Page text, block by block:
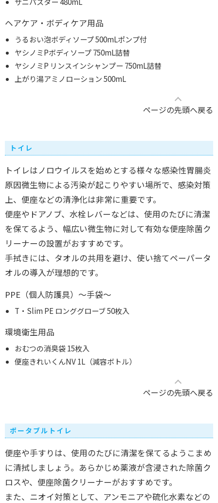
ヘアケア・ボディケア用品
うるおい泡ボディソープ 500mLポンプ付
ヤシノミPボディソープ 750mL詰替
ヤシノミP リンスインシャンプー 750mL詰替
上がり湯アミノローション 500mL
ページの先頭へ戻る
トイレ
トイレはノロウイルスを始めとする様々な感染性胃腸炎
原因微生物による汚染が起こりやすい場所で、感染対策
上、便座などの清浄化は非常に重要です。
便座やドアノブ、水栓レバーなどは、使用のたびに清潔
を保てるよう、幅広い微生物に対して有効な便座除菌ク
リーナーの設置がおすすめです。
手拭きには、タオルの共用を避け、使い捨てペーパータ
オルの導入が理想的です。
PPE（個人防護具）～手袋～
T・Slim PE ロンググローブ 50枚入
環境衛生用品
おむつの消臭袋 15枚入
便座きれいくんNV 1L（減容ボトル）
ページの先頭へ戻る
ポータブルトイレ
便座や手すりは、使用のたびに清潔を保てるようこまめ
に清拭しましょう。あらかじめ薬液が含浸された除菌ク
ロスや、便座除菌クリーナーがおすすめです。
また、ニオイ対策として、アンモニアや硫化水素などの